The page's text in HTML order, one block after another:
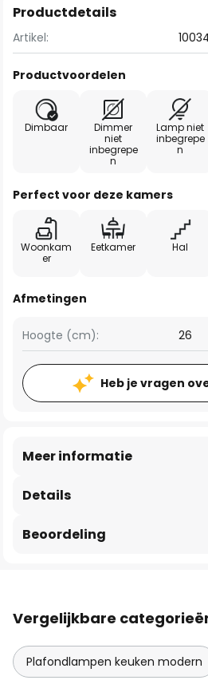
Productdetails
Artikel:
Productvoordelen
Dimbaar
Dimmer
niet
inbegrepe
n
Lamp niet
inbegrepe
n
Perfect voor deze kamers
Woonkam
er
Eetkamer Hal
Afmetingen
Hoogte (cm): 26
Heb je vragen
Details
Meer informatie
Beoordeling
Vergelijkbare
Plafondlampen keuken modern